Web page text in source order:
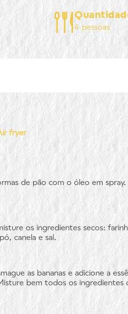
4 pessoas
fryer
de pão com o óleo em spray.
os ingredientes secos:
canela e sal.
as bananas e adicione a
bem todos os ingredientes